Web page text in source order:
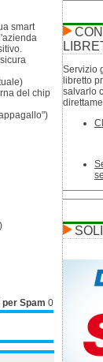
smart
del chip
per Spam 0
Servizio
libretto
salvarlo